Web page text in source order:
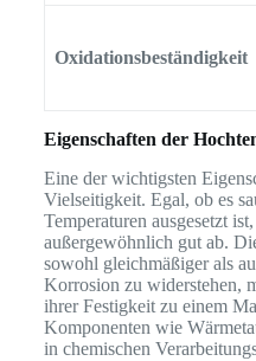
Oxidationsbeständigkeit
Eigenschaften der
Eine der wichtigsten
Vielseitigkeit. Egal, ob es
Temperaturen ausgesetzt
außergewöhnlich gut ab.
sowohl gleichmäßiger als
Korrosion zu widerstehen,
ihrer Festigkeit zu einem
Komponenten wie
in chemischen